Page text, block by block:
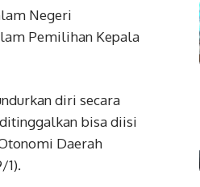
Negeri
Pemilihan Kepala
diri secara
bisa diisi
Daerah
1).